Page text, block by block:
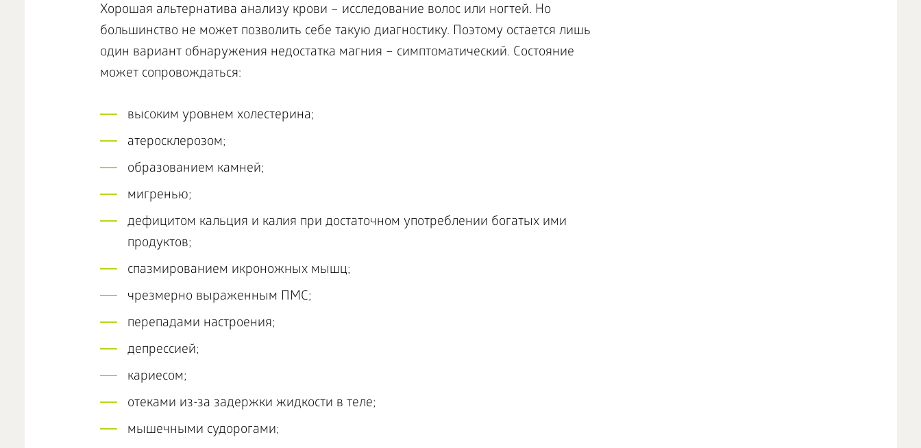
Хорошая альтернатива анализу крови – исследование волос или ногтей. Но
большинство не может позволить себе такую диагностику. Поэтому остается лишь
один вариант обнаружения недостатка магния – симптоматический. Состояние
может сопровождаться:
высоким уровнем холестерина;
атеросклерозом;
образованием камней;
мигренью;
дефицитом кальция и калия при достаточном употреблении богатых ими
продуктов;
спазмированием икроножных мышц;
чрезмерно выраженным ПМС;
перепадами настроения;
депрессией;
кариесом;
отеками из-за задержки жидкости в теле;
мышечными судорогами;